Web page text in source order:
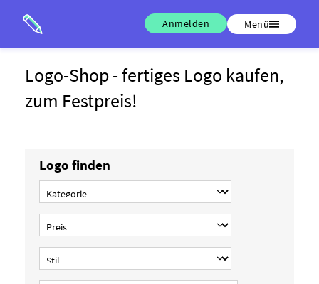
Anmelden Menü
Logo-Shop - fertiges Logo kaufen,
zum Festpreis!
Logo finden